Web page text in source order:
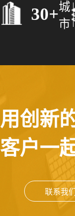
30+城
市
用创新
客户一
联系我